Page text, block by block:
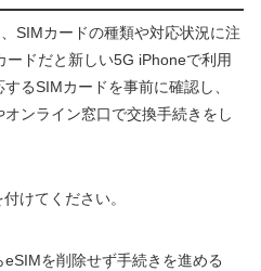
SIMカードの種類や対応状況に注
ドだと新しい5G iPhoneで利用
るSIMカードを事前に確認し、
ンライン窓口で交換手続きをし
けてください。
を削除せず手続きを進める